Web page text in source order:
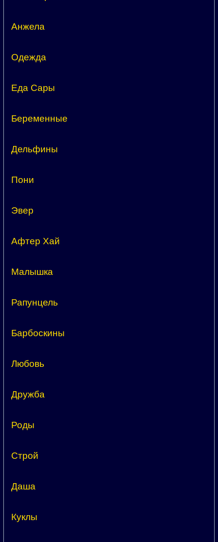
Анжела
Одежда
Еда Сары
Беременные
Дельфины
Пони
Эвер
Афтер Хай
Малышка
Рапунцель
Барбоскины
Любовь
Дружба
Роды
Строй
Даша
Куклы